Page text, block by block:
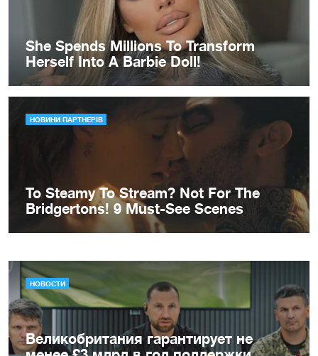
НОВОСТИ
Великобритания гарантирует не